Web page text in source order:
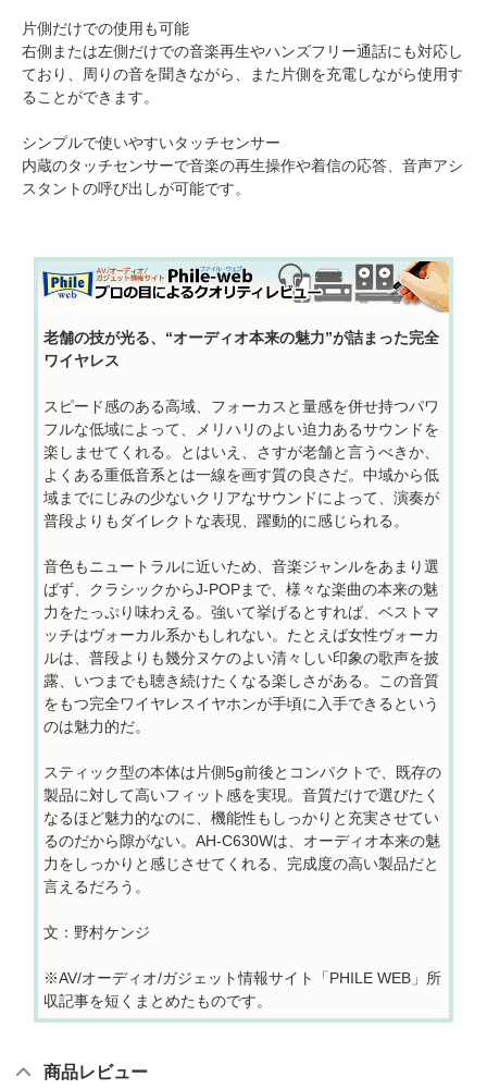
片側だけでの使用も可能
右側または左側だけでの音楽再生やハンズフリー通話にも対応し
ており、周りの音を聞きながら、また片側を充電しながら使用す
ることができます。
シンプルで使いやすいタッチセンサー
内蔵のタッチセンサーで音楽の再生操作や着信の応答、音声アシ
スタントの呼び出しが可能です。
老舗の技が光る、“オーディオ本来の魅力”が詰まった完全
ワイヤレス
スピード感のある高域、フォーカスと量感を併せ持つパワ
フルな低域によって、メリハリのよい迫力あるサウンドを
楽しませてくれる。とはいえ、さすが老舗と言うべきか、
よくある重低音系とは一線を画す質の良さだ。中域から低
域までにじみの少ないクリアなサウンドによって、演奏が
普段よりもダイレクトな表現、躍動的に感じられる。
音色もニュートラルに近いため、音楽ジャンルをあまり選
ばず、クラシックからJ-POPまで、様々な楽曲の本来の魅
力をたっぷり味わえる。強いて挙げるとすれば、ベストマ
ッチはヴォーカル系かもしれない。たとえば女性ヴォーカ
ルは、普段よりも幾分ヌケのよい清々しい印象の歌声を披
露、いつまでも聴き続けたくなる楽しさがある。この音質
をもつ完全ワイヤレスイヤホンが手頃に入手できるという
のは魅力的だ。
スティック型の本体は片側5g前後とコンパクトで、既存の
製品に対して高いフィット感を実現。音質だけで選びたく
なるほど魅力的なのに、機能性もしっかりと充実させてい
るのだから隙がない。AH-C630Wは、オーディオ本来の魅
力をしっかりと感じさせてくれる、完成度の高い製品だと
言えるだろう。
文：野村ケンジ
※AV/オーディオ/ガジェット情報サイト「PHILE WEB」所
収記事を短くまとめたものです。
商品レビュー